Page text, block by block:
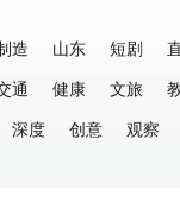
造 山东 短剧
通 健康 文旅
深度 创意 观察